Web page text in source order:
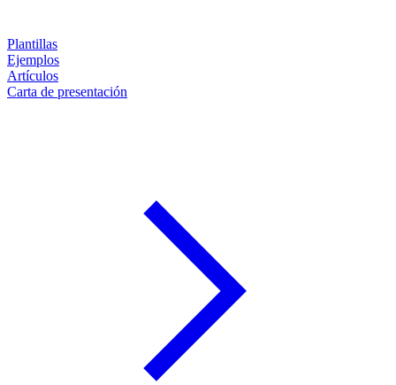
Plantillas
Ejemplos
Artículos
Carta de presentación